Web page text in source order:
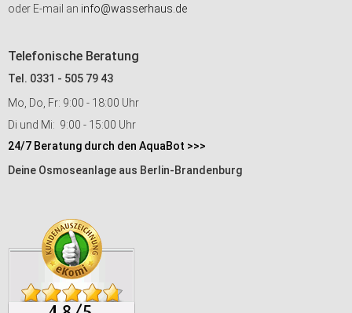
oder E-mail an info@wasserhaus.de
Telefonische Beratung
Tel. 0331 - 505 79 43
Mo, Do, Fr: 9:00 - 18:00 Uhr
Di und Mi: 9:00 - 15:00 Uhr
24/7 Beratung durch den AquaBot >>>
Deine Osmoseanlage aus Berlin-Brandenburg